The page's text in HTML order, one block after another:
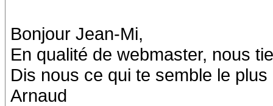
Bonjour Jean-Mi,
En qualité de webmaster, nous
Dis nous ce qui te semble le
Arnaud